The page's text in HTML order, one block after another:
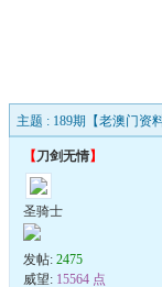
主题 : 189期【老澳门
【刀剑无情】
圣骑士
发帖: 2475
威望: 15564 点